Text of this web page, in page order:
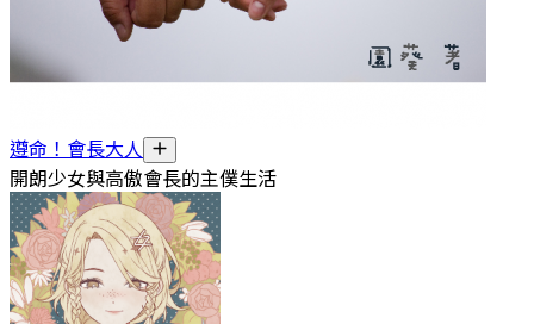
遵命！會長大人
開朗少女與高傲會長的主僕生活